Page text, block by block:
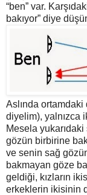
“ben” var.
bakıyor” diye
Aslında
diyelim), yalnızca
Mesela
gözün birbirine
ve senin sağ
bakmayan göze
geldiği, kızların
erkeklerin ikisinin